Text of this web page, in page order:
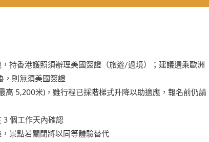
持香港護照須辦理美國簽證（旅遊/過境）；建議選乘歐洲
，則無須美國簽證
高 5,200米)，雖行程已採階梯式升降以助適應，報名前仍請
3 個工作天內確認
景點若關閉將以同等體驗替代